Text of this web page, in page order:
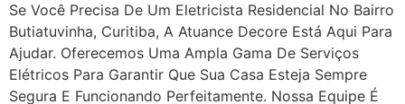
Se Você Precisa De Um Eletricista Residencial No Bairro
Butiatuvinha, Curitiba, A Atuance Decore Está Aqui Para
Ajudar. Oferecemos Uma Ampla Gama De Serviços
Elétricos Para Garantir Que Sua Casa Esteja Sempre
Segura E Funcionando Perfeitamente. Nossa Equipe É